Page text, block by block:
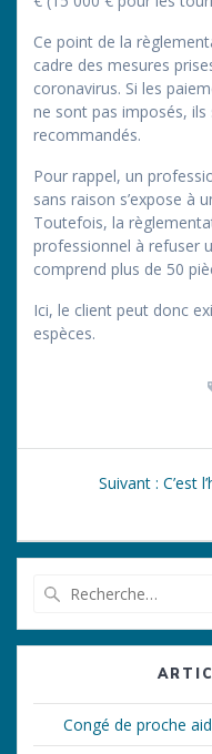
Ce point de la
cadre des mesures
coronavirus. Si les
ne sont pas imposés,
recommandés.
Pour rappel, un
sans raison s’expose à
Toutefois, la
professionnel à refuser
comprend plus de 50
Ici, le client peut donc
espèces.
Navigation
l’article
Suivant : Article
C’est
Congé de proche